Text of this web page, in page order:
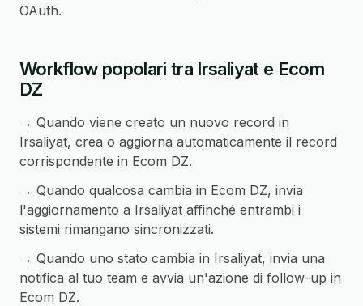
OAuth.
Workflow popolari tra Irsaliyat e Ecom
DZ
→ Quando viene creato un nuovo record in
Irsaliyat, crea o aggiorna automaticamente il record
corrispondente in Ecom DZ.
→ Quando qualcosa cambia in Ecom DZ, invia
l'aggiornamento a Irsaliyat affinché entrambi i
sistemi rimangano sincronizzati.
→ Quando uno stato cambia in Irsaliyat, invia una
notifica al tuo team e avvia un'azione di follow-up in
Ecom DZ.